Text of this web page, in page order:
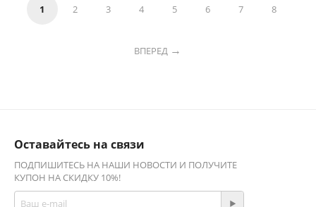
1 2 3 4 5 6 7 8
ВПЕРЕД
Оставайтесь на связи
ПОДПИШИТЕСЬ НА НАШИ НОВОСТИ И ПОЛУЧИТЕ
КУПОН НА СКИДКУ 10%!